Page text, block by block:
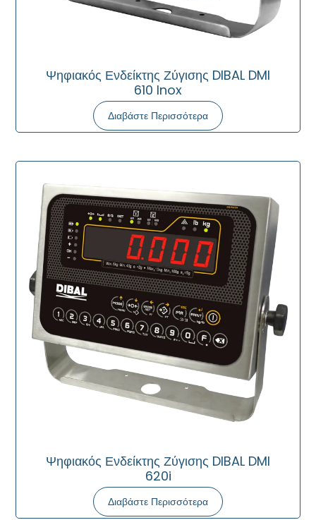
Ψηφιακός Ενδείκτης Ζύγισης DIBAL DMI
610 Inox
Διαβάστε Περισσότερα
Ψηφιακός Ενδείκτης Ζύγισης DIBAL DMI
620i
Διαβάστε Περισσότερα